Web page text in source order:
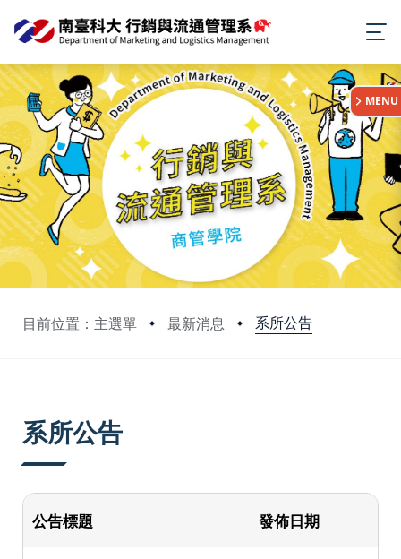
目前位置：主選單 最新消息 系所公告
:::
MENU
系所公告
公告標題 發佈日期